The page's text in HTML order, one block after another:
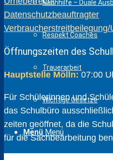
Nachhilfe – Duale
Respekt Coaches
Trauerarbeit
Wichtige Gesetze
Menü Menü
Datenschutzbeauftragter
Öffnungszeiten des
Hauptstelle Mölln: 07:00
Für Schülerinnen und
das Schulbüro
zeiten geöffnet, da die
für die Sach­bear­beitung